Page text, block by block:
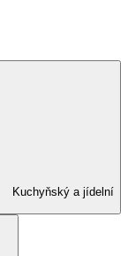
Kuchyňský a jídelní